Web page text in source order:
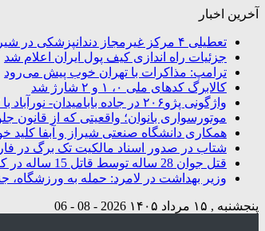
آخرین اخبار
تعطیلی ۴ مرکز غیرمجاز دندانپزشکی در شیراز از ابتدای مردادماه تاکنون
جزئیات راه اندازی کیف پول ایران اعلام شد
ترامپ: مذاکرات با تهران خوب پیش می‌رود
کالابرگ کدهای ملی ۰، ۱ و ۲ شارژ شد
واژگونی پژو۲۰۶ در جاده بابامیدان- نورآباد با ۳ مصدوم
موتورسواری بانوان؛ واقعیتی که از قانون
همکاری دانشگاه صنعتی شیراز و آبفا کلید
شتاب در صدور اسناد مالکیت تک برگ در
قتل جوان 28 ساله توسط قاتل 15 ساله در کازرون
وزیر بهداشت در لامرد: حمله به ورزشگاه،
پنجشنبه , ۱۵ مرداد ۱۴۰۵ 2026 - 08 - 06